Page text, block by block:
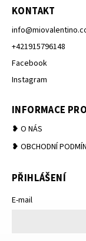
KONTAKT
info@
+421915796148
Facebook
Instagram
INFORMACE
❥ O NÁS
❥ OBCHODNÍ
PŘIHLÁŠENÍ
E-mail